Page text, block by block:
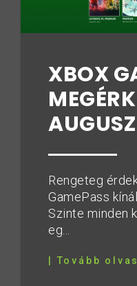
XBOX
Rengeteg
GamePass
Szinte minden
eg...
| Tovább